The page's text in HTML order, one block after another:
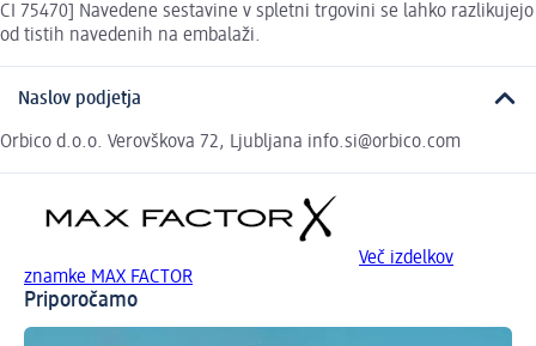
CI 75470] Navedene sestavine v spletni trgovini se lahko razlikujejo
od tistih navedenih na embalaži.
Naslov podjetja
Orbico d.o.o. Verovškova 72, Ljubljana info.si@orbico.com
Več izdelkov
znamke MAX FACTOR
Priporočamo